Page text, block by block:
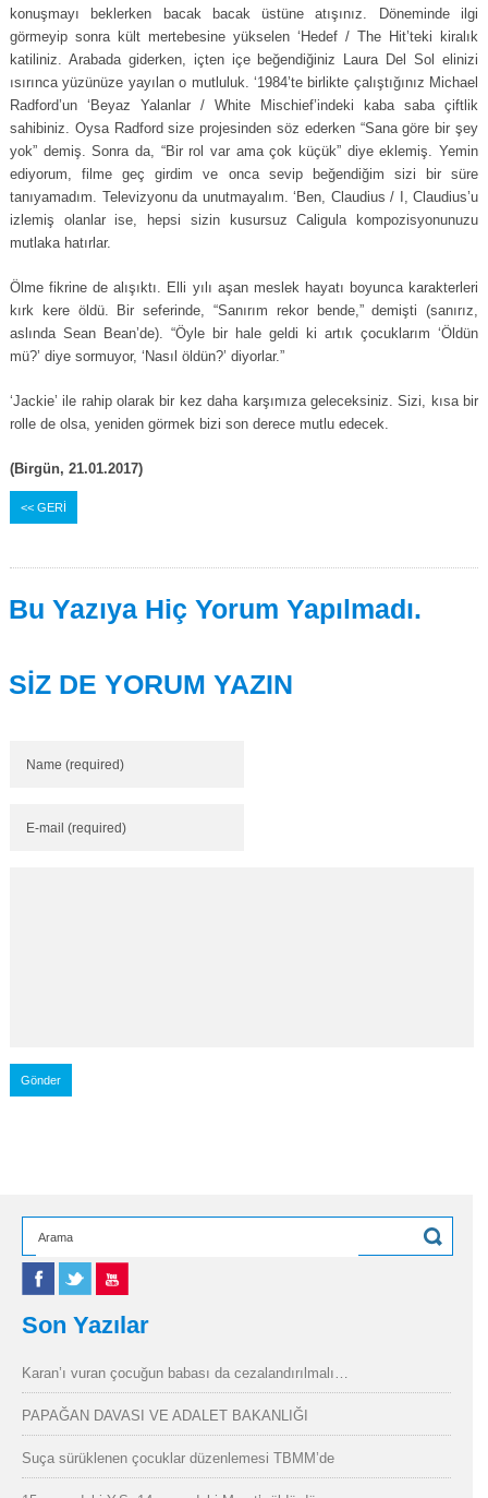
konuşmayı beklerken bacak bacak üstüne atışınız. Döneminde ilgi
görmeyip sonra kült mertebesine yükselen ‘Hedef / The Hit’teki kiralık
katiliniz. Arabada giderken, içten içe beğendiğiniz Laura Del Sol elinizi
ısırınca yüzünüze yayılan o mutluluk. ‘1984’te birlikte çalıştığınız Michael
Radford’un ‘Beyaz Yalanlar / White Mischief’indeki kaba saba çiftlik
sahibiniz. Oysa Radford size projesinden söz ederken “Sana göre bir şey
yok” demiş. Sonra da, “Bir rol var ama çok küçük” diye eklemiş. Yemin
ediyorum, filme geç girdim ve onca sevip beğendiğim sizi bir süre
tanıyamadım. Televizyonu da unutmayalım. ‘Ben, Claudius / I, Claudius’u
izlemiş olanlar ise, hepsi sizin kusursuz Caligula kompozisyonunuzu
mutlaka hatırlar.
Ölme fikrine de alışıktı. Elli yılı aşan meslek hayatı boyunca karakterleri
kırk kere öldü. Bir seferinde, “Sanırım rekor bende,” demişti (sanırız,
aslında Sean Bean’de). “Öyle bir hale geldi ki artık çocuklarım ‘Öldün
mü?’ diye sormuyor, ‘Nasıl öldün?’ diyorlar.”
‘Jackie’ ile rahip olarak bir kez daha karşımıza geleceksiniz. Sizi, kısa bir
rolle de olsa, yeniden görmek bizi son derece mutlu edecek.
(Birgün, 21.01.2017)
<< GERİ
Bu Yazıya Hiç Yorum Yapılmadı.
SİZ DE YORUM YAZIN
Son Yazılar
Karan’ı vuran çocuğun babası da cezalandırılmalı…
PAPAĞAN DAVASI VE ADALET BAKANLIĞI
Suça sürüklenen çocuklar düzenlemesi TBMM’de